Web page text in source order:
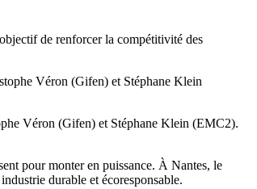
de renforcer la compétitivité des
Véron (Gifen) et Stéphane Klein (EMC2).
pour monter en puissance. À Nantes, le
durable et écoresponsable.